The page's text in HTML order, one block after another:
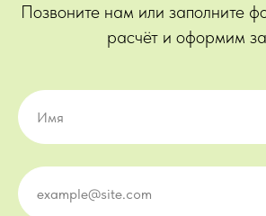
Позвоните нам или заполните
расчёт и оформим